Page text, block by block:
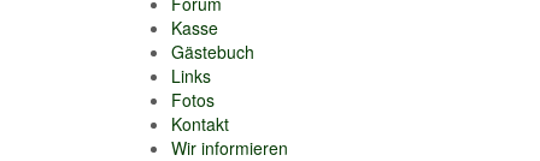
Kasse
Gästebuch
Links
Fotos
Kontakt
Wir informieren